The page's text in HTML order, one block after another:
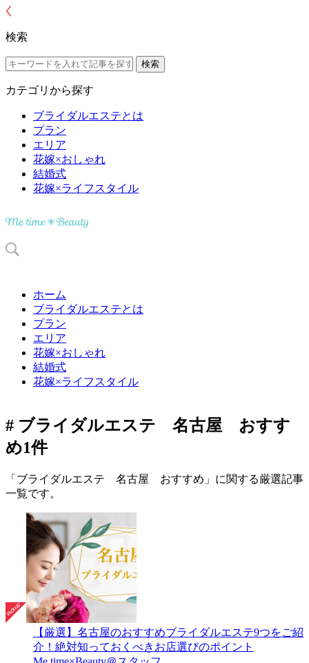
検索
カテゴリから探す
ブライダルエステとは
プラン
エリア
花嫁×おしゃれ
結婚式
花嫁×ライフスタイル
ホーム
ブライダルエステとは
プラン
エリア
花嫁×おしゃれ
結婚式
花嫁×ライフスタイル
# ブライダルエステ 名古屋 おすす
め1件
「ブライダルエステ 名古屋 おすすめ」に関する厳選記事
一覧です。
【厳選】名古屋のおすすめブライダルエステ9つをご紹
介！絶対知っておくべきお店選びのポイント